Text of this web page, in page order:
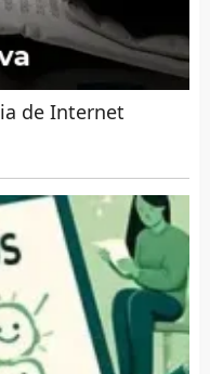
de Internet